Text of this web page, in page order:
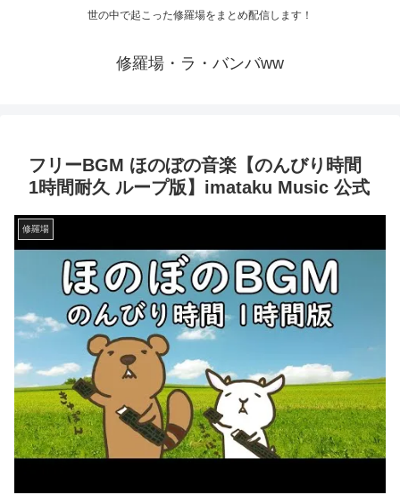
世の中で起こった修羅場をまとめ配信します！
修羅場・ラ・バンバww
フリーBGM ほのぼの音楽【のんびり時間
1時間耐久 ループ版】imataku Music 公式
修羅場